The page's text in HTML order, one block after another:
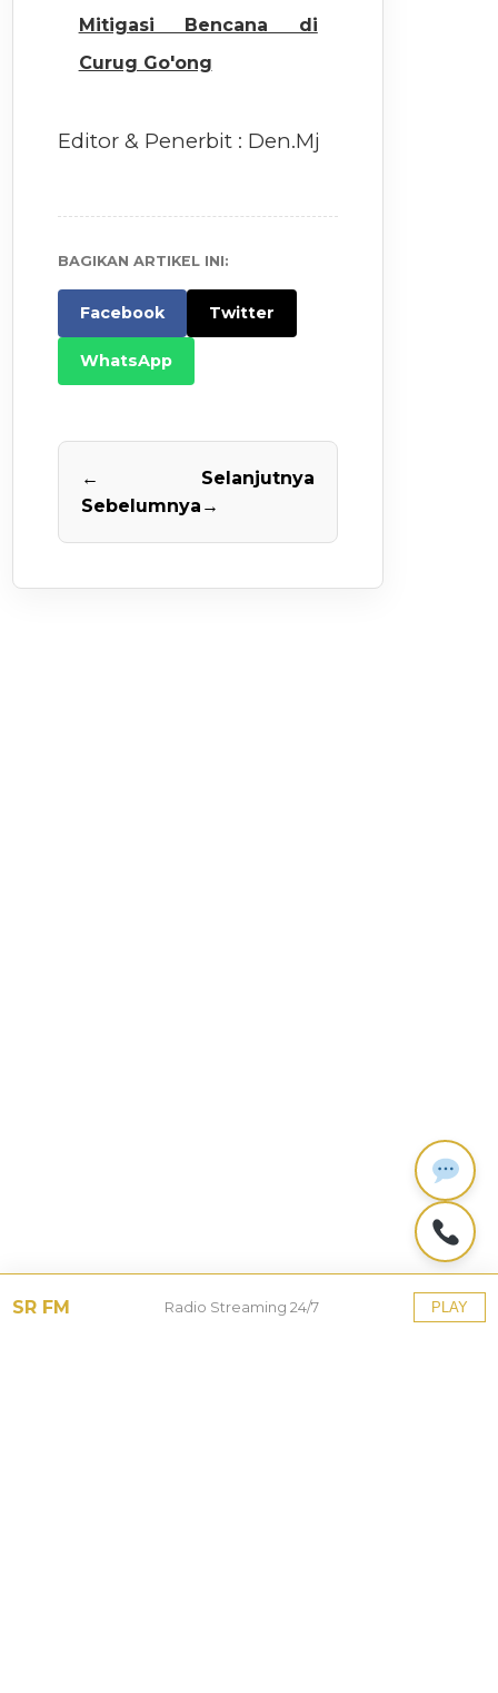
Mitigasi Bencana di
Curug Go'ong
Editor & Penerbit : Den.Mj
BAGIKAN ARTIKEL INI:
Facebook Twitter
WhatsApp
←
Sebelumnya
Selanjutnya
→
SR FM Radio Streaming 24/7 PLAY